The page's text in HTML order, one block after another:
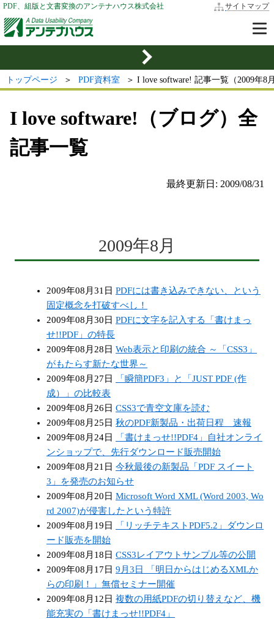
PDF、組版と文書変換のアンテナハウス株式会社 サイトマップ
トップページ ＞ PDF資料室 ＞ I love software! 記事一覧（2009年8
I love software!（ブログ）全
記事一覧
最終更新日: 2009/08/31
2009年8月
2009年08月31日 PDFには書き込みできない、という
固定概念を打破すべし！
2009年08月30日 PDFに文字を記入する「書けまっ
せ!!PDF」の特長
2009年08月28日 Web表示と印刷の統合 ～「CSS3」
がもたらす新たな世界～
2009年08月27日
「瞬簡PDF3」と「JUST PDF (作
成）」の比較表
2009年08月26日 CSS3で青空文庫を読む
2009年08月25日 秋のPDF新製品・出荷日程 速報
2009年08月24日
「書けまっせ!!PDF4」自社オンライ
ンショップで、先行ダウンロード販売開始
2009年08月21日 今秋最後の新製品「PDF スイート
3」を発売のお知らせ
2009年08月20日 Microsoft Word XML (Word 2003, Wo
rd 2007)が侵害したという特許
2009年08月19日
「リッチテキストPDF5.2」ダウンロ
ード販売を開始
2009年08月18日 CSS3レイアウトサンプル等の公開
2009年08月17日 9月3日 「明日からはじめるXMLか
らの印刷！」無償セミナー開催
2009年08月12日 複数の用紙PDFの切り替えなど、機
能充実の「書けまっせ!!PDF4」